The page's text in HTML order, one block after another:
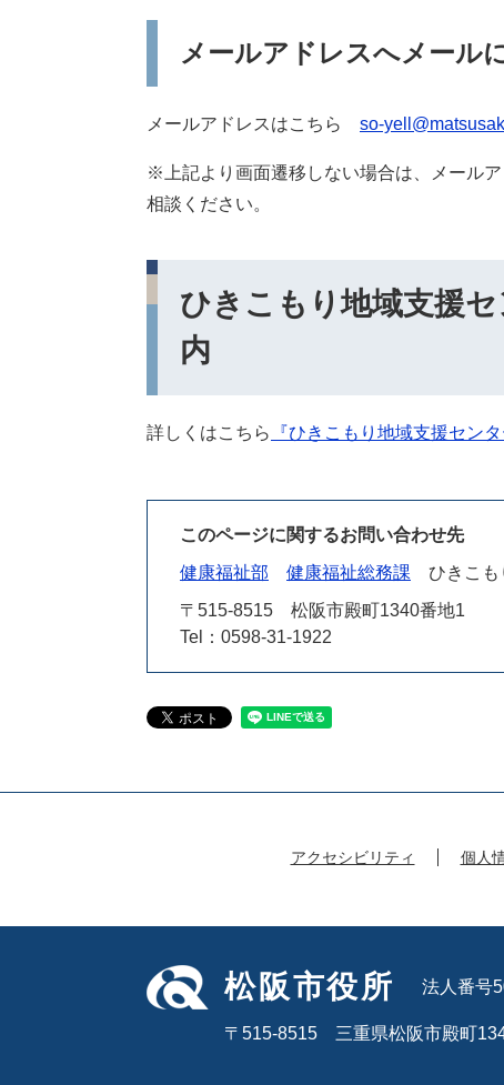
メールアドレスへメール
メールアドレスはこちら so-
※上記より画面遷移しない場合は、メール
相談ください。
ひきこもり地域支援
内
詳しくはこちら 『ひきこもり地域支援セン
このページに関するお問い合わせ先
健康福祉部
健康福祉総務課
ひきこ
〒515-8515
松阪市殿町1340番地1
Tel：0598-31-1922
アクセシビリティ 個人
松阪市役所 法人番号
〒515-8515 三重県松阪市殿町